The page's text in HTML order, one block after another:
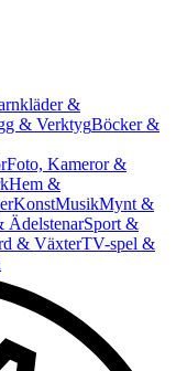
&
& VerktygBöcker &
Foto, Kameror &
Hem &
KonstMusikMynt &
ÄdelstenarSport &
& VäxterTV-spel &